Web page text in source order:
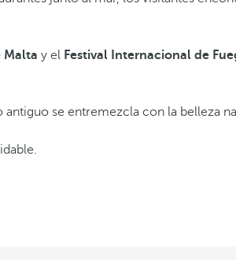
Malta y el Festival Internacional de
se entremezcla con la belleza